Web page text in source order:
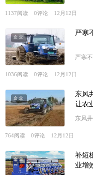
1137阅读 0评论 12月12日
企业 严寒
严寒
1036阅读 0评论 12月12日
企业
东风
让农
东风
764阅读 0评论 12月12日
企业
补短
业增